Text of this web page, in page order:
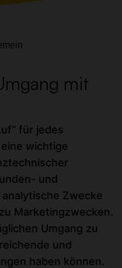
mit
für jedes
wichtige
und
Zwecke
Marketingzwecken.
Umgang zu
und
haben können.